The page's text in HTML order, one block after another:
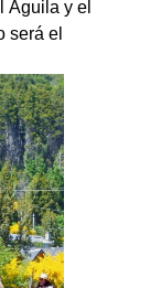
Águila y el
será el